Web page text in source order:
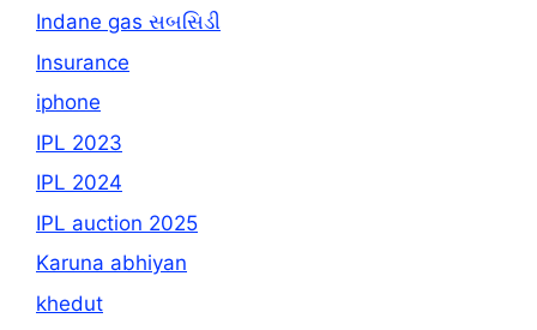
Indane gas સબસિડી
Insurance
iphone
IPL 2023
IPL 2024
IPL auction 2025
Karuna abhiyan
khedut